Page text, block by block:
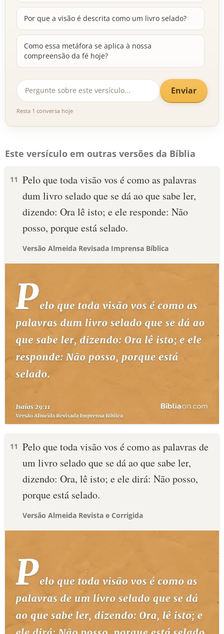
Por que a visão é descrita como um livro selado?
Como essa metáfora se aplica à nossa
compreensão da fé hoje?
Enviar
Resta 1 conversa hoje
Este versículo em outras versões da Bíblia
11 Pelo que toda visão vos é como as palavras
dum livro selado que se dá ao que sabe ler,
dizendo: Ora lê isto; e ele responde: Não
posso, porque está selado.
Versão Almeida Revisada Imprensa Bíblica
11 Pelo que toda visão vos é como as palavras de
um livro selado que se dá ao que sabe ler,
dizendo: Ora, lê isto; e ele dirá: Não posso,
porque está selado.
Versão Almeida Revista e Corrigida